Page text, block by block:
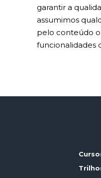
garantir a
assumimos
pelo conteúdo
funcionalidades